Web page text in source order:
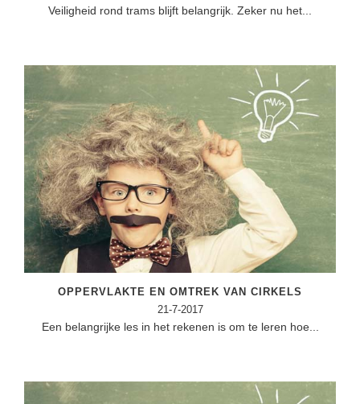
Veiligheid rond trams blijft belangrijk. Zeker nu het...
OPPERVLAKTE EN OMTREK VAN CIRKELS
21-7-2017
Een belangrijke les in het rekenen is om te leren hoe...